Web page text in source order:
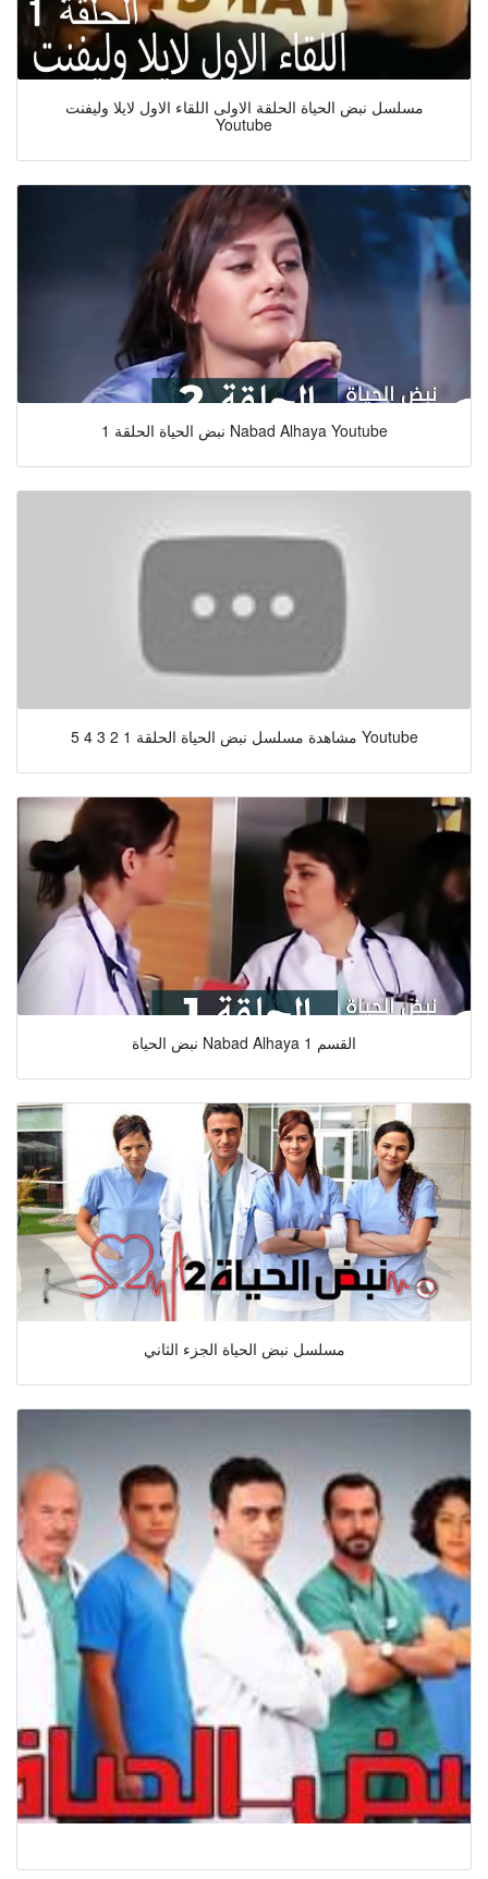
مسلسل نبض الحياة الحلقة الاولى اللقاء الاول لايلا وليفنت
Youtube
نبض الحياة الحلقة 1 Nabad Alhaya Youtube
مشاهدة مسلسل نبض الحياة الحلقة 1 2 3 4 5 Youtube
نبض الحياة Nabad Alhaya القسم 1
مسلسل نبض الحياة الجزء الثاني